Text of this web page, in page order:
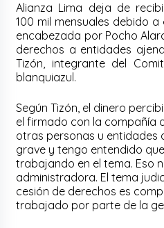
Alianza Lima deja de
100 mil mensuales debido
encabezada por Pocho
derechos a entidades
Tizón, integrante del
blanquiazul.
Según Tizón, el dinero
el firmado con la compañía
otras personas u entidades
grave y tengo entendido
trabajando en el tema. Eso
administradora. El tema
cesión de derechos es
trabajado por parte de la